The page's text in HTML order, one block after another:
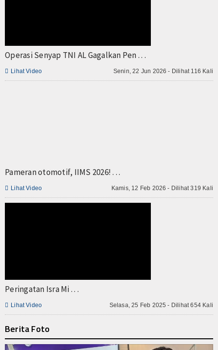
TV
Operasi Senyap TNI AL Gagalkan Pen . . .
Senin, 22 Jun 2026 - Dilihat 116 Kali
 Lihat Video
Pameran otomotif, IIMS 2026! . . .
Kamis, 12 Feb 2026 - Dilihat 319 Kali
 Lihat Video
Peringatan Isra Mi . . .
Selasa, 25 Feb 2025 - Dilihat 654 Kali
 Lihat Video
Berita Foto